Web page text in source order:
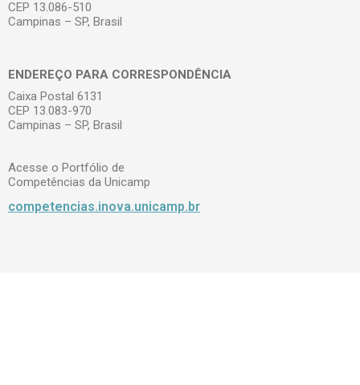
CEP 13.086-510
Campinas – SP, Brasil
ENDEREÇO PARA CORRESPONDÊNCIA
Caixa Postal 6131
CEP 13.083-970
Campinas – SP, Brasil
Acesse o Portfólio de
Competências da Unicamp
competencias.inova.unicamp.br